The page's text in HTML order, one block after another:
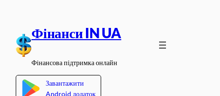
вмісту
Фінанси IN UA
Фінансова підтримка онлайн
Завантажити
Android додаток